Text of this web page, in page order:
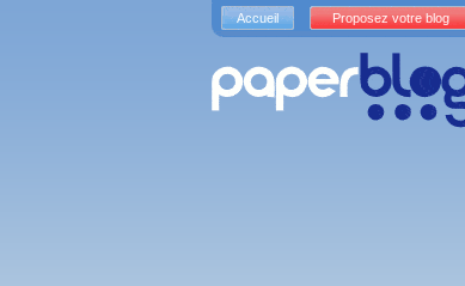
Accueil Proposez votre blog